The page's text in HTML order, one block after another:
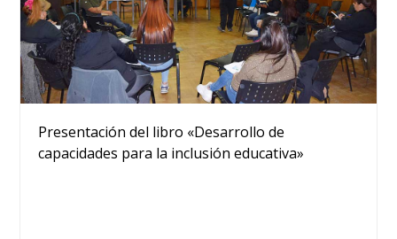
Presentación del libro «Desarrollo de
capacidades para la inclusión educativa»